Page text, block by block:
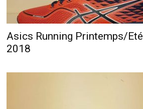
Asics Running Printemps/Eté
2018